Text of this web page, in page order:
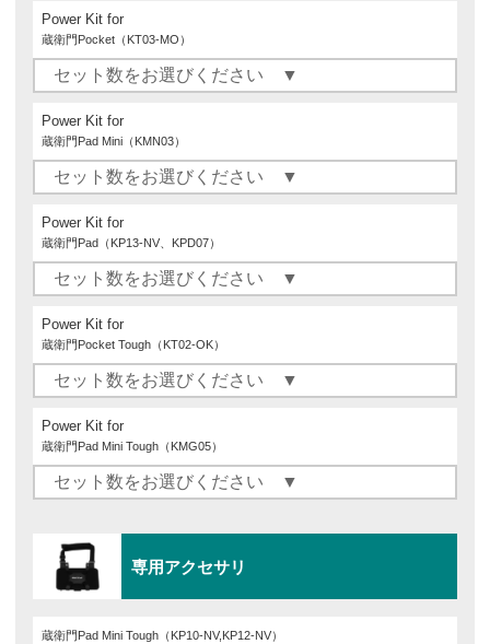
Power Kit for
蔵衛門Pocket（KT03-MO）
Power Kit for
蔵衛門Pad Mini（KMN03）
Power Kit for
蔵衛門Pad（KP13-NV、KPD07）
Power Kit for
蔵衛門Pocket Tough（KT02-OK）
Power Kit for
蔵衛門Pad Mini Tough（KMG05）
専用アクセサリ
蔵衛門Pad Mini Tough（KP10-NV,KP12-NV）